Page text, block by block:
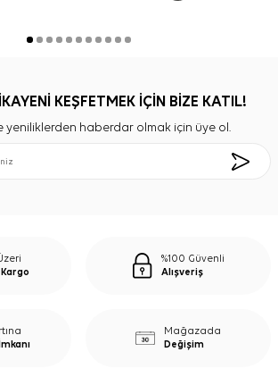
KEŞFETMEK İÇİN BİZE KATIL!
yeniliklerden haberdar olmak için üye ol.
%100 Güvenli
Alışveriş
Mağazada
Değişim